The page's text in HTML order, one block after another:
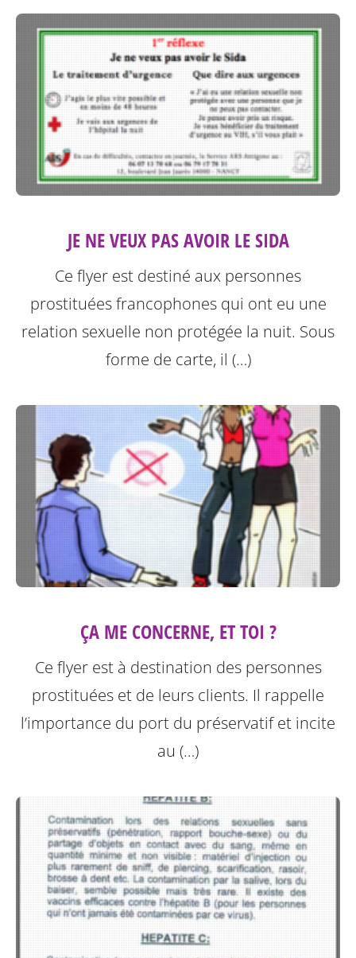
JE NE VEUX PAS AVOIR LE SIDA
Ce flyer est destiné aux personnes
prostituées francophones qui ont eu une
relation sexuelle non protégée la nuit. Sous
forme de carte, il (…)
ÇA ME CONCERNE, ET TOI ?
Ce flyer est à destination des personnes
prostituées et de leurs clients. Il rappelle
l’importance du port du préservatif et incite
au (…)